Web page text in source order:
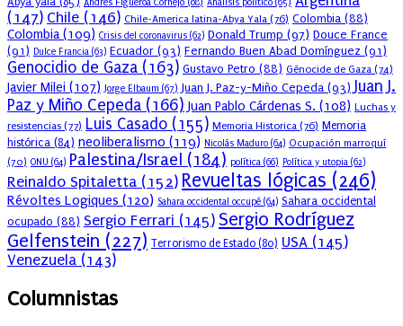
Andrés Figueroa Cornejo (68) Análisis político (65)
(147) Chile (146) Chile-America latina-Abya Yala (76) Colombia (88)
Colombia(109) Crisis del coronavirus (62) Donald Trump (97) Douce France
(91) Dulce Francia (63) Ecuador (93) Fernando Buen Abad Domínguez (91)
Genocidio de Gaza (163) Gustavo Petro (88) Génocide de Gaza (74)
Javier Milei (107) Jorge Elbaum (67) Juan J. Paz-y-Miño Cepeda (93) Juan J.
Paz y Miño Cepeda (166) Juan Pablo Cárdenas S. (108) Luchas y
resistencias (77) Luis Casado (155) Memoria Historica (76) Memoria
histórica (84) neoliberalismo (119) Nicolás Maduro (64) Ocupación marroquí
(70) ONU (64) Palestina/Israel (184) política (66) Política y utopia (62)
Reinaldo Spitaletta (152) Revueltas lógicas (246)
Révoltes Logiques (120) Sahara occidental occupé (64) Sahara occidental
ocupado (88) Sergio Ferrari (145) Sergio Rodríguez
Gelfenstein (227) Terrorismo de Estado (80) USA (145)
Venezuela (143)
Columnistas